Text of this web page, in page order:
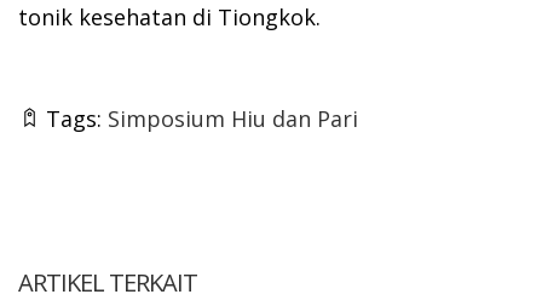
tonik kesehatan di Tiongkok.
Tags: Simposium Hiu dan Pari
ARTIKEL TERKAIT